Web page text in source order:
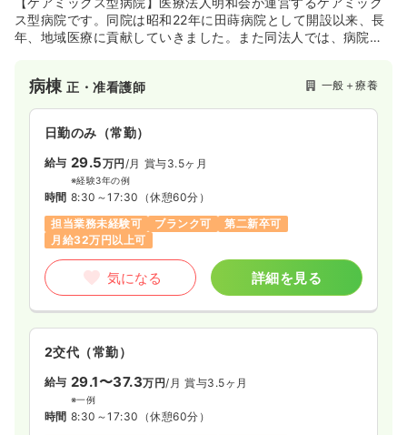
ス型病院です。同院は昭和22年に田蒔病院として開設以来、長
年、地域医療に貢献していきました。また同法人では、病院・
開し、地域の方々の健康・暮らしを支えています。
病棟正・准看護師 一般＋療養
日勤のみ（常勤）
給与 29.5万円 /月 賞与3.5ヶ月
※経験3年の例
時間 8:30～17:30 （休憩60分）
担当業務未経験可
ブランク可
第二新卒可
月給32万円以上可
気になる 詳細を見る
2交代（常勤）
給与 29.1〜37.3万円/月 賞与3.5ヶ月
※一例
時間 8:30～17:30 （休憩60分）